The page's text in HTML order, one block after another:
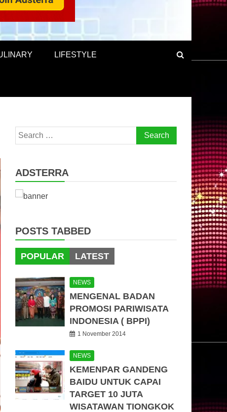
LIFESTYLE
Search
for:
ADSTERRA
POSTS TABBED
POPULAR LATEST
NEWS
MENGENAL BADAN
PROMOSI PARIWISATA
INDONESIA ( BPPI)
1 November 2014
NEWS
KEMENPAR GANDENG
BAIDU UNTUK CAPAI
TARGET 10 JUTA
WISATAWAN TIONGKOK